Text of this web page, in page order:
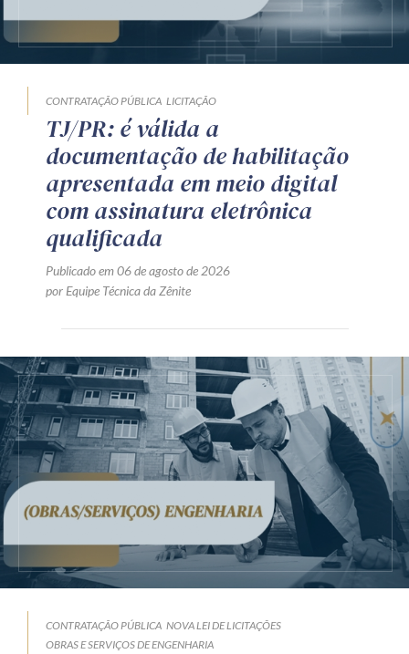
CONTRATAÇÃO PÚBLICA LICITAÇÃO
TJ/PR: é válida a
documentação de habilitação
apresentada em meio digital
com assinatura eletrônica
qualificada
Publicado em 06 de agosto de 2026
por Equipe Técnica da Zênite
CONTRATAÇÃO PÚBLICA NOVA LEI DE LICITAÇÕES
OBRAS E SERVIÇOS DE ENGENHARIA